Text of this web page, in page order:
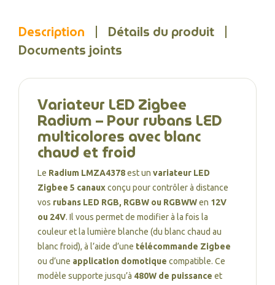
Description
Détails du produit
Documents joints
Variateur LED Zigbee
Radium – Pour rubans LED
multicolores avec blanc
chaud et froid
Le Radium LMZA4378est un variateur LED
Zigbee 5 canauxconçu pour contrôler à distance
vos rubans LED RGB, RGBW ou RGBWWen 12V
ou 24V. Il vous permet de modifier à la fois la
couleur et la lumière blanche (du blanc chaud au
blanc froid), à l’aide d’une télécommande Zigbee
ou d’une application domotique compatible. Ce
modèle supporte jusqu’à 480W de puissance et